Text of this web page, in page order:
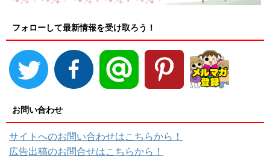
フォローして最新情報を受け取ろう！
お問い合わせ
サイトへのお問い合わせはこちらから！
広告出稿のお問合せはこちらから！